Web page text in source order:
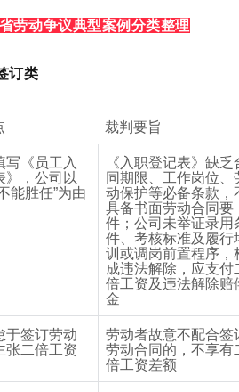
劳动争议典型案例分类整理
订类
裁判要旨
写《员工入
》，公司以
能胜任”为由
《入职登记表》缺乏
同期限、工作岗位、
动保护等必备条款，
具备书面劳动合同要
件；公司未举证录用
件、考核标准及 履行
训或调岗前置程序，
成违法解除，应支付
倍工资及违法解除赔
金
于签订劳动
张二倍工资
劳动者故意不配合签
劳动合同的，不享有
倍工资差额